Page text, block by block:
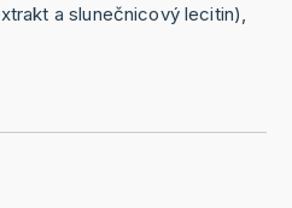
a slu­nečnicový lecitin),